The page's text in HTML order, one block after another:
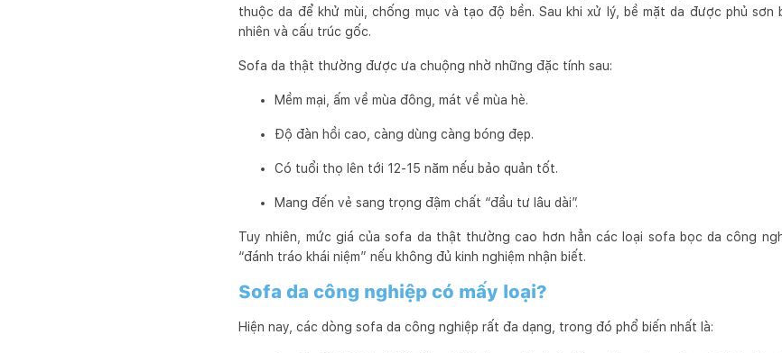
thuộc da để khử mùi, chống mục và tạo độ bền. Sau khi xử lý, bề mặt da được phủ
nhiên và cấu trúc gốc.
Sofa da thật thường được ưa chuộng nhờ những đặc tính sau:
Mềm mại, ấm về mùa đông, mát về mùa hè.
Độ đàn hồi cao, càng dùng càng bóng đẹp.
Có tuổi thọ lên tới 12-15 năm nếu bảo quản tốt.
Mang đến vẻ sang trọng đậm chất “đầu tư lâu dài”.
Tuy nhiên, mức giá của sofa da thật thường cao hơn hẳn các loại sofa bọc da công
“đánh tráo khái niệm” nếu không đủ kinh nghiệm nhận biết.
Sofa da công nghiệp có mấy loại?
Hiện nay, các dòng sofa da công nghiệp rất đa dạng, trong đó phổ biến nhất là: